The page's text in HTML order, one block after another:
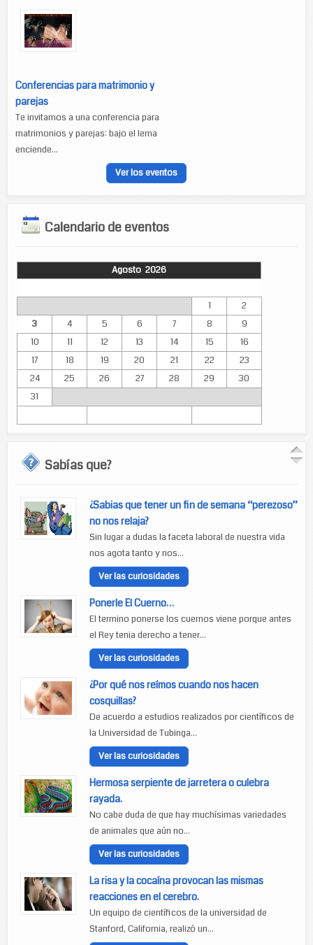
Conferencias para matrimonio y
parejas
Te invitamos a una conferencia para
matrimonios y parejas: bajo el lema
enciende...
Ver los eventos
Calendario de eventos
Agosto 2026
1
2
3
4 5 6 7 8
9
10
11 12 13 14 15
16
17
18 19 20 21 22
23
24
25 26 27 28 29
30
31
Sabías que?
¿Sabias que tener un fin de semana “perezoso”
no nos relaja?
Sin lugar a dudas la faceta laboral de nuestra vida
nos agota tanto y nos...
Ver las curiosidades
Ponerle El Cuerno…
El termino ponerse los cuernos viene porque antes
el Rey tenia derecho a tener...
Ver las curiosidades
¿Por qué nos reímos cuando nos hacen
cosquillas?
De acuerdo a estudios realizados por científicos de
la Universidad de Tubinga...
Ver las curiosidades
Hermosa serpiente de jarretera o culebra
rayada.
No cabe duda de que hay muchísimas variedades
de animales que aún no...
Ver las curiosidades
La risa y la cocaína provocan las mismas
reacciones en el cerebro.
Un equipo de científicos de la universidad de
Stanford, California, realizó un...